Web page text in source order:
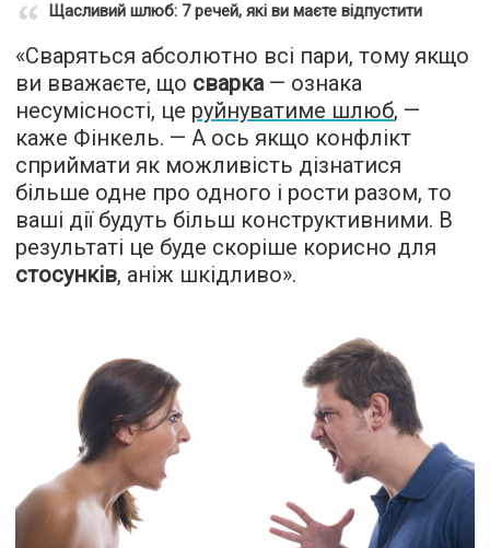
Щасливий шлюб: 7 речей, які ви маєте відпустити
«Сваряться абсолютно всі пари, тому якщо
ви вважаєте, що сварка— ознака
несумісності, це руйнуватиме шлюб, —
каже Фінкель. — А ось якщо конфлікт
сприймати як можливість дізнатися
більше одне про одного і рости разом, то
ваші дії будуть більш конструктивними. В
результаті це буде скоріше корисно для
стосунків, аніж шкідливо».